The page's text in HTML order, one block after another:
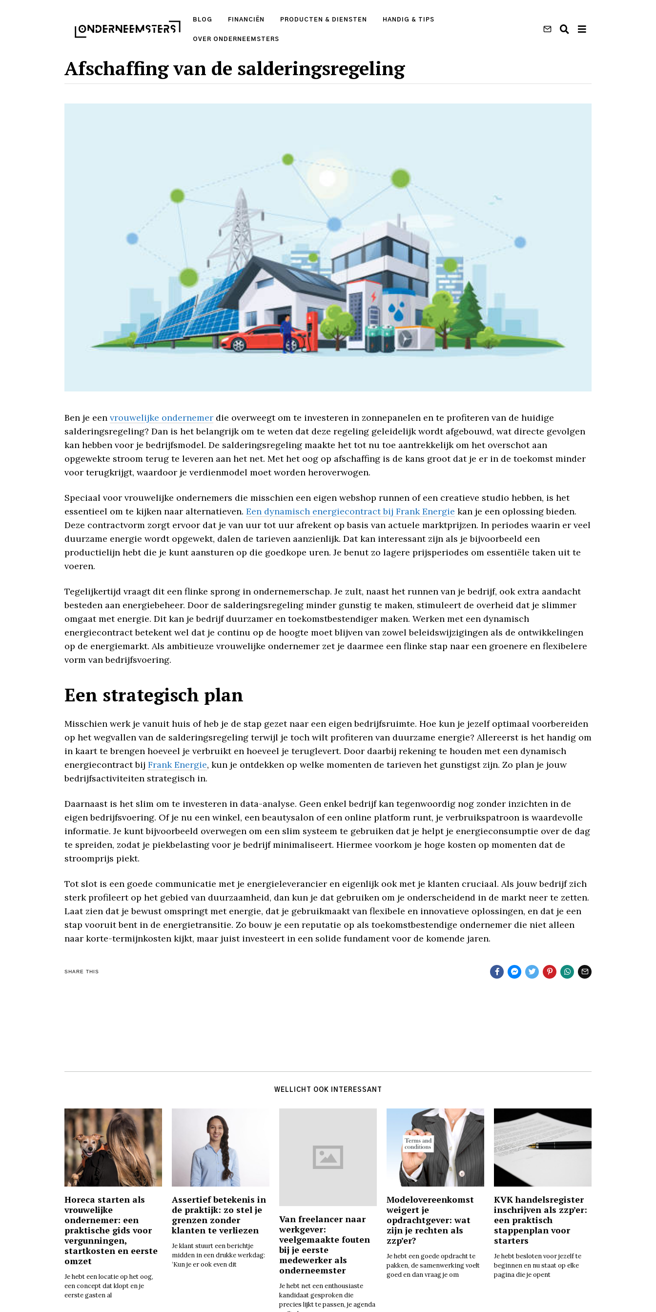
BLOG FINANCIËN PRODUCTEN & DIENSTEN HANDIG & TIPS
OVER ONDERNEEMSTERS
Afschaffing van de salderingsregeling
Ben je een vrouwelijke ondernemer die overweegt om te investeren in zonnepanelen en te profiteren van de huidige
salderingsregeling? Dan is het belangrijk om te weten dat deze regeling geleidelijk wordt afgebouwd, wat directe gevolgen
kan hebben voor je bedrijfsmodel. De salderingsregeling maakte het tot nu toe aantrekkelijk om het overschot aan
opgewekte stroom terug te leveren aan het net. Met het oog op afschaffing is de kans groot dat je er in de toekomst minder
voor terugkrijgt, waardoor je verdienmodel moet worden heroverwogen.
Speciaal voor vrouwelijke ondernemers die misschien een eigen webshop runnen of een creatieve studio hebben, is het
essentieel om te kijken naar alternatieven. Een dynamisch energiecontract bij Frank Energie kan je een oplossing bieden.
Deze contractvorm zorgt ervoor dat je van uur tot uur afrekent op basis van actuele marktprijzen. In periodes waarin er veel
duurzame energie wordt opgewekt, dalen de tarieven aanzienlijk. Dat kan interessant zijn als je bijvoorbeeld een
productielijn hebt die je kunt aansturen op die goedkope uren. Je benut zo lagere prijsperiodes om essentiële taken uit te
voeren.
Tegelijkertijd vraagt dit een flinke sprong in ondernemerschap. Je zult, naast het runnen van je bedrijf, ook extra aandacht
besteden aan energiebeheer. Door de salderingsregeling minder gunstig te maken, stimuleert de overheid dat je slimmer
omgaat met energie. Dit kan je bedrijf duurzamer en toekomstbestendiger maken. Werken met een dynamisch
energiecontract betekent wel dat je continu op de hoogte moet blijven van zowel beleidswijzigingen als de ontwikkelingen
op de energiemarkt. Als ambitieuze vrouwelijke ondernemer zet je daarmee een flinke stap naar een groenere en flexibelere
vorm van bedrijfsvoering.
Een strategisch plan
Misschien werk je vanuit huis of heb je de stap gezet naar een eigen bedrijfsruimte. Hoe kun je jezelf optimaal voorbereiden
op het wegvallen van de salderingsregeling terwijl je toch wilt profiteren van duurzame energie? Allereerst is het handig om
in kaart te brengen hoeveel je verbruikt en hoeveel je teruglevert. Door daarbij rekening te houden met een dynamisch
energiecontract bij Frank Energie, kun je ontdekken op welke momenten de tarieven het gunstigst zijn. Zo plan je jouw
bedrijfsactiviteiten strategisch in.
Daarnaast is het slim om te investeren in data-analyse. Geen enkel bedrijf kan tegenwoordig nog zonder inzichten in de
eigen bedrijfsvoering. Of je nu een winkel, een beautysalon of een online platform runt, je verbruikspatroon is waardevolle
informatie. Je kunt bijvoorbeeld overwegen om een slim systeem te gebruiken dat je helpt je energieconsumptie over de dag
te spreiden, zodat je piekbelasting voor je bedrijf minimaliseert. Hiermee voorkom je hoge kosten op momenten dat de
stroomprijs piekt.
Tot slot is een goede communicatie met je energieleverancier en eigenlijk ook met je klanten cruciaal. Als jouw bedrijf zich
sterk profileert op het gebied van duurzaamheid, dan kun je dat gebruiken om je onderscheidend in de markt neer te zetten.
Laat zien dat je bewust omspringt met energie, dat je gebruikmaakt van flexibele en innovatieve oplossingen, en dat je een
stap vooruit bent in de energietransitie. Zo bouw je een reputatie op als toekomstbestendige ondernemer die niet alleen
naar korte-termijnkosten kijkt, maar juist investeert in een solide fundament voor de komende jaren.
SHARE THIS
WELLICHT OOK INTERESSANT
Horeca starten als
vrouwelijke
ondernemer: een
praktische gids voor
vergunningen,
startkosten en eerste
omzet
Je hebt een locatie op het oog,
een concept dat klopt en je
eerste gasten al
Assertief betekenis in
de praktijk: zo stel je
grenzen zonder
klanten te verliezen
Je klant stuurt een berichtje
midden in een drukke werkdag:
‘Kun je er ook even dit
Van freelancer naar
werkgever:
veelgemaakte fouten
bij je eerste
medewerker als
onderneemster
Je hebt net een enthousiaste
kandidaat gesproken die
precies lijkt te passen, je agenda
Modelovereenkomst
weigert je
opdrachtgever: wat
zijn je rechten als
zzp’er?
Je hebt een goede opdracht te
pakken, de samenwerking voelt
goed en dan vraag je om
KVK handelsregister
inschrijven als zzp’er:
een praktisch
stappenplan voor
starters
Je hebt besloten voor jezelf te
beginnen en nu staat op elke
pagina die je opent